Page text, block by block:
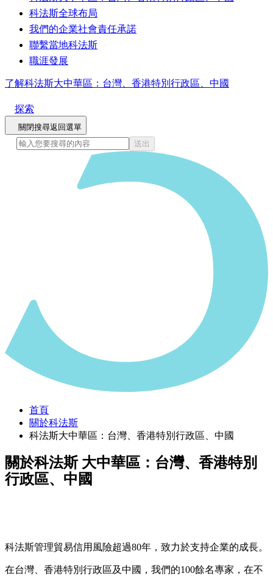
科法斯全球布局
我們的企業社會責任承諾
聯繫當地科法斯
職涯發展
了解科法斯大中華區：台灣、香港特別行政區、中國
探索
關閉搜尋返回選單
送出
首頁
關於科法斯
科法斯大中華區：台灣、香港特別行政區、中國
關於科法斯大中華區：台灣、香港特別
行政區、中國
科法斯管理貿易信用風險超過80年，致力於支持企業的成長。
在台灣、香港特別行政區及中國，我們的100餘名專家，在不